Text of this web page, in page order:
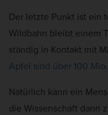
Der letzte Punkt ist ein
Wildbahn bleibt einem
ständig in Kontakt mit
Apfel sind über 100
Natürlich kann ein
die Wissenschaft dann